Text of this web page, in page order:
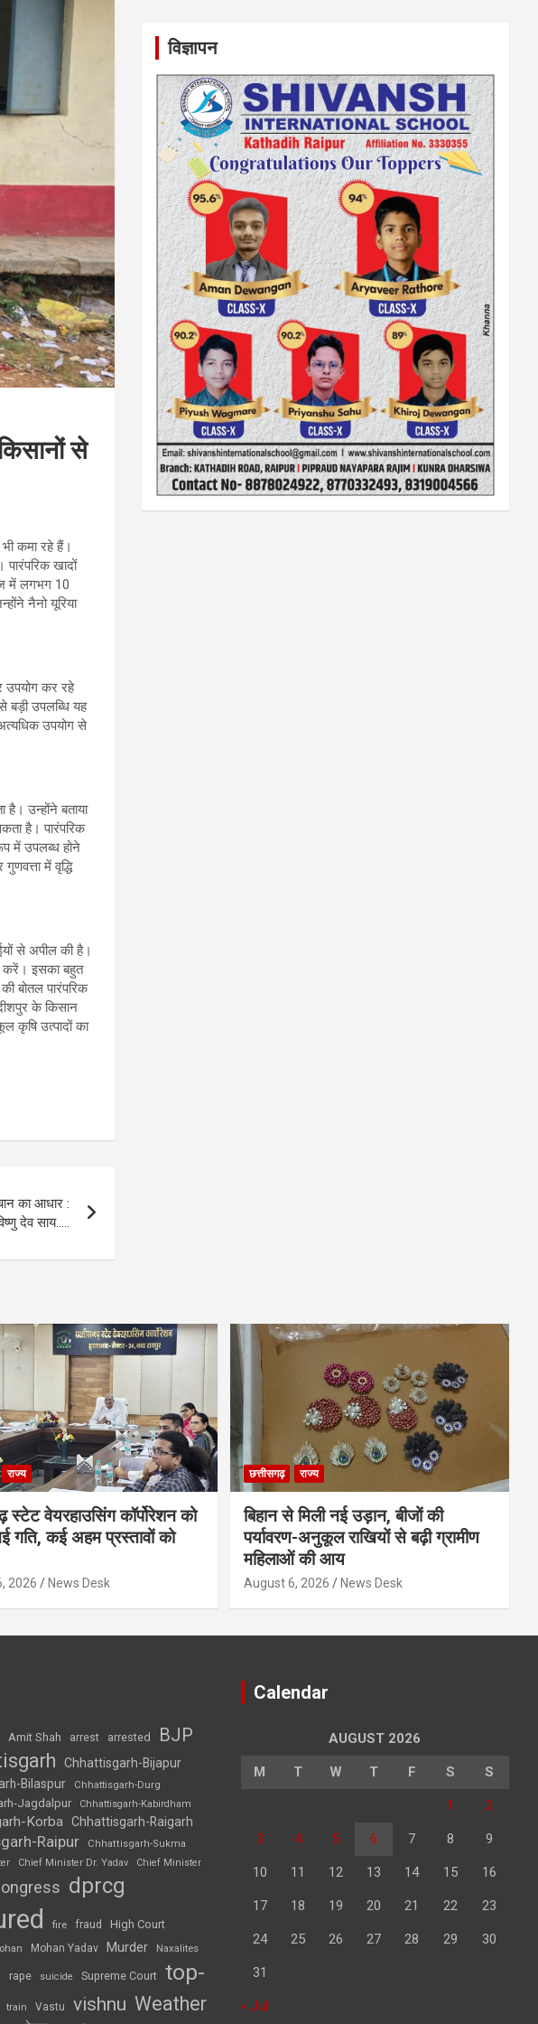
से
कमा रहे हैं।
खादों
में लगभग 10
नैनो यूरिया
उपयोग कर रहे
बड़ी उपलब्धि यह
उपयोग से
उन्होंने बताया
है। पारंपरिक
में उपलब्ध होने
में वृद्धि
से अपील की है।
करें। इसका बहुत
बोतल पारंपरिक
के किसान
कृषि उत्पादों का
का आधार :
देव साय…..
विज्ञापन
राज्य
स्टेट वेयरहाउसिंग कॉर्पोरेशन को
गति, कई अहम प्रस्तावों को
2026 News Desk
छत्तीसगढ़ राज्य
बिहान से मिली नई उड़ान, बीजों की
पर्यावरण-अनुकूल राखियों से बढ़ी ग्रामीण
महिलाओं की आय
August 6, 2026 News Desk
Amit Shah arrest arrested BJP
Chhattisgarh-Bijapur
Bilaspur
Chhattisgarh-Durg
Jagdalpur Chhattisgarh-Kabirdham
Korba Chhattisgarh-Raigarh
Raipur
Chhattisgarh-Sukma
Chief Minister Dr. Yadav Chief Minister
dprcg
fire fraud High Court
Mohan Yadav Murder Naxalites
rape suicide Supreme Court top-
train Vastu vishnu Weather
Calendar
AUGUST 2026
M T W T F S S
1 2
3 4 5 6 7 8 9
10 11 12 13 14 15 16
17 18 19 20 21 22 23
24 25 26 27 28 29 30
31
« Jul